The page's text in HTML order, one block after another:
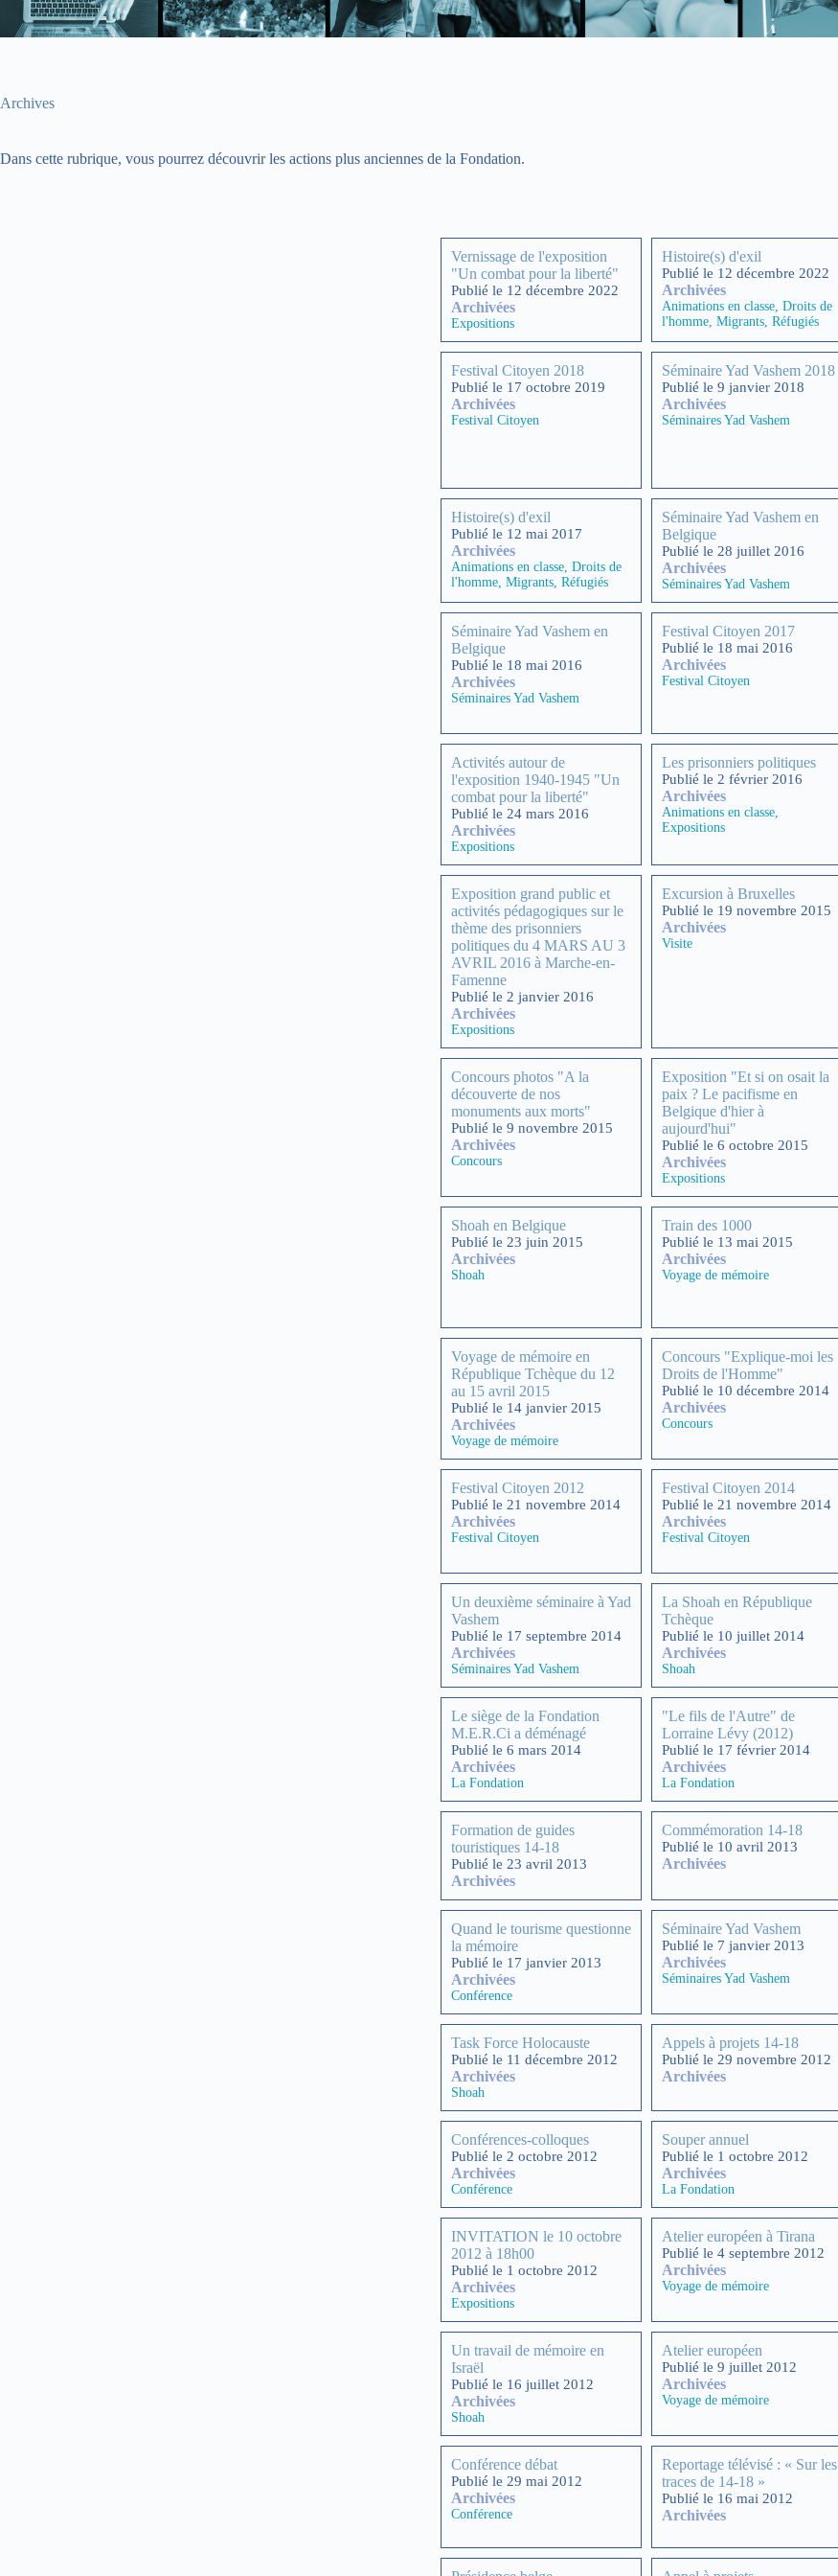
Archives
Dans cette rubrique, vous pourrez découvrir les actions plus anciennes de la Fondation.
Vernissage de l'exposition
"Un combat pour la liberté"
Publié le 12 décembre 2022
Archivées
Expositions
Histoire(s) d'exil
Publié le 12 décembre 2022
Archivées
Animations en classe ,Droits de
l'homme ,Migrants ,Réfugiés
Festival Citoyen 2018
Publié le 17 octobre 2019
Archivées
Festival Citoyen
Séminaire Yad Vashem 2018
Publié le 9 janvier 2018
Archivées
Séminaires Yad Vashem
Histoire(s) d'exil
Publié le 12 mai 2017
Archivées
Animations en classe, Droits de
l'homme, Migrants, Réfugiés
Séminaire Yad Vashem en
Belgique
Publié le 28 juillet 2016
Archivées
Séminaires Yad Vashem
Séminaire Yad Vashem en
Belgique
Publié le 18 mai 2016
Archivées
Séminaires Yad Vashem
Festival Citoyen 2017
Publié le 18 mai 2016
Archivées
Festival Citoyen
Activités autour de
l'exposition 1940-1945 "Un
combat pour la liberté"
Publié le 24 mars 2016
Archivées
Expositions
Les prisonniers politiques
Publié le 2 février 2016
Archivées
Animations en classe
Expositions
Exposition grand public et
activités pédagogiques sur le
thème des prisonniers
politiques du 4 MARS AU 3
AVRIL 2016 à Marche-en-
Famenne
Publié le 2 janvier 2016
Archivées
Expositions
Excursion à Bruxelles
Publié le 19 novembre 2015
Archivées
Visite
Concours photos "A la
découverte de nos
monuments aux morts"
Publié le 9 novembre 2015
Archivées
Concours
Exposition "Et si on osait la
paix ? Le pacifisme en
Belgique d'hier à
aujourd'hui"
Publié le 6 octobre 2015
Archivées
Expositions
Shoah en Belgique
Publié le 23 juin 2015
Archivées
Shoah
Train des 1000
Publié le 13 mai 2015
Archivées
Voyage de mémoire
Voyage de mémoire en
République Tchèque du 12
au 15 avril 2015
Publié le 14 janvier 2015
Archivées
Voyage de mémoire
Concours "Explique-moi les
Droits de l'Homme"
Publié le 10 décembre 2014
Archivées
Concours
Festival Citoyen 2012
Publié le 21 novembre 2014
Archivées
Festival Citoyen
Festival Citoyen 2014
Publié le 21 novembre 2014
Archivées
Festival Citoyen
Un deuxième séminaire à Yad
Vashem
Publié le 17 septembre 2014
Archivées
Séminaires Yad Vashem
La Shoah en République
Tchèque
Publié le 10 juillet 2014
Archivées
Shoah
Le siège de la Fondation
M.E.R.Ci a déménagé
Publié le 6 mars 2014
Archivées
La Fondation
"Le fils de l'Autre" de
Lorraine Lévy (2012)
Publié le 17 février 2014
Archivées
La Fondation
Formation de guides
touristiques 14-18
Publié le 23 avril 2013
Archivées
Commémoration 14-18
Publié le 10 avril 2013
Archivées
Quand le tourisme questionne
la mémoire
Publié le 17 janvier 2013
Archivées
Conférence
Séminaire Yad Vashem
Publié le 7 janvier 2013
Archivées
Séminaires Yad Vashem
Task Force Holocauste
Publié le 11 décembre 2012
Archivées
Shoah
Appels à projets 14-18
Publié le 29 novembre 2012
Archivées
Conférences-colloques
Publié le 2 octobre 2012
Archivées
Conférence
Souper annuel
Publié le 1 octobre 2012
Archivées
La Fondation
INVITATION le 10 octobre
2012 à 18h00
Publié le 1 octobre 2012
Archivées
Expositions
Atelier européen à Tirana
Publié le 4 septembre 2012
Archivées
Voyage de mémoire
Un travail de mémoire en
Israël
Publié le 16 juillet 2012
Archivées
Shoah
Atelier européen
Publié le 9 juillet 2012
Archivées
Voyage de mémoire
Conférence débat
Publié le 29 mai 2012
Archivées
Conférence
Reportage télévisé : « Sur les
traces de 14-18 »
Publié le 16 mai 2012
Archivées